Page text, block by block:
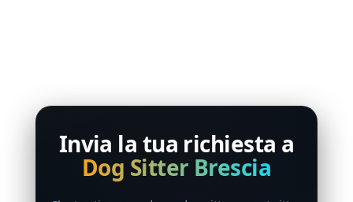
Invia la tua richiesta a
Dog Sitter Brescia